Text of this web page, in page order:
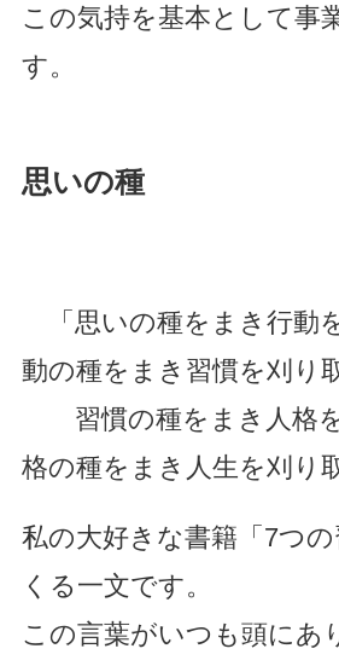
この気持を基本として事
す。
思いの種
「思いの種をまき行動
動の種をまき習慣を刈り
習慣の種をまき人格
格の種をまき人生を刈り
私の大好きな書籍「7つ
くる一文です。
この言葉がいつも頭にあ